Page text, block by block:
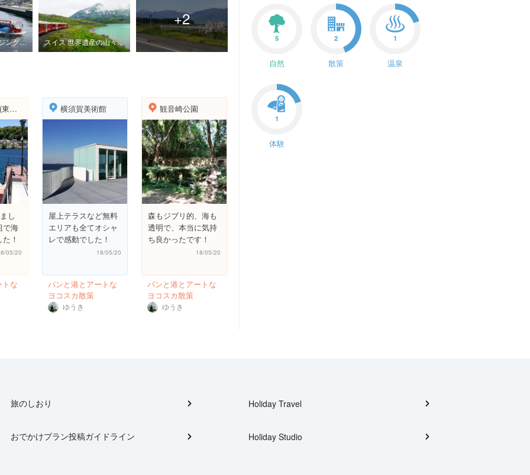
5
自然
2
散策
1
温泉
1
体験
横浜 各種クルージング・乗船体験・船鑑賞など スイス 世界遺産の山々・葡萄畑・城など鉄道周遊
+2
浦賀の渡し(東渡船場)
し
で海
！
05/20
な
横須賀美術館
屋上テラスなど無料
エリアも全てオシャ
レで感動でした！
18/05/20
パンと港とアートな
ヨコスカ散策
ゆうき
観音崎公園
森もジブリ的、海も
透明で、本当に気持
ち良かったです！
18/05/20
パンと港とアートな
ヨコスカ散策
ゆうき
旅のしおり
おでかけプラン投稿ガイドライン
Holiday Travel
Holiday Studio